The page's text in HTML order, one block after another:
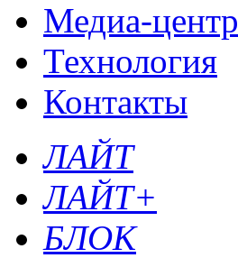
Медиа-центр
Технология
Контакты
ЛАЙТ
ЛАЙТ+
БЛОК